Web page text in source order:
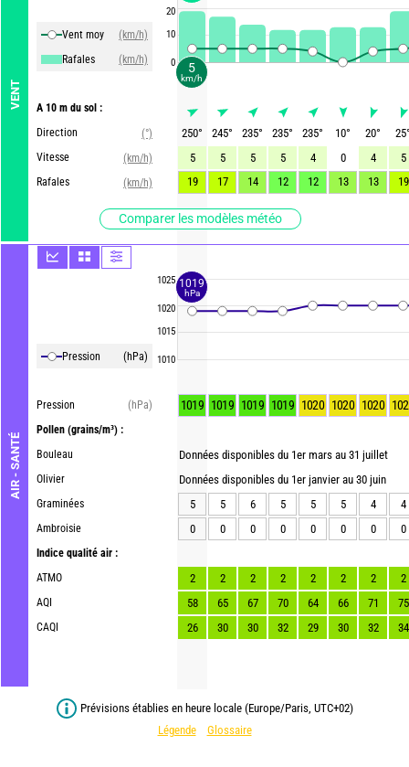
VENT
Vent moy
(km/h)
Rafales
(km/h)
A 10 m du sol :
Direction
(°)
Vitesse
(km/h)
Rafales
(km/h)
Comparer les modèles météo
AIR - SANTÉ
Pression (hPa)
Pression
(hPa)
Pollen (grains/m³) :
Bouleau
Olivier
Graminées
Ambroisie
Indice qualité air :
ATMO
AQI
CAQI
20
10
0
1025
1020
1015
1010
250° 245° 235° 235° 235° 10° 20° 25
5
5 5 5 4 0 4
5
19
17 14 12 12 13 13 19
1019 1019 1019 1019 1020 1020 1020
Données disponibles du 1er mars au 31 juillet
Données disponibles du 1er janvier au 30 juin
5
5 6 5 5 5 4
4
0
0 0 0 0 0 0 0
2 2 2 2 2 2 2
2
58
65 67 70 64 66 71
75
26
30 30 32 29 30 32 34
Prévisions établies en heure locale (Europe/Paris, UTC+02)
Légende
Glossaire
5
km/h
1019
hPa